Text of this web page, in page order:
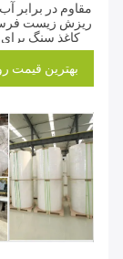
ریزش زیست
کاغذ سنگ
بهترین قیمت